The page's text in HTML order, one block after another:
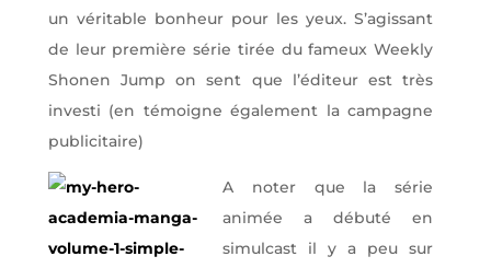
un véritable bonheur pour les yeux. S’agissant
de leur première série tirée du fameux Weekly
Shonen Jump on sent que l’éditeur est très
investi (en témoigne également la campagne
publicitaire)
A noter que la série
animée a débuté en
simulcast il y a peu sur